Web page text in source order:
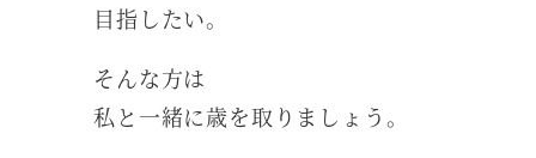
目指したい。
そんな方は
私と一緒に歳を取りましょう。